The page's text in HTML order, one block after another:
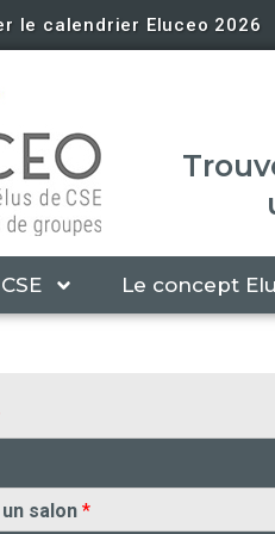
le calendrier Eluceo 2026
Le concept
salon *